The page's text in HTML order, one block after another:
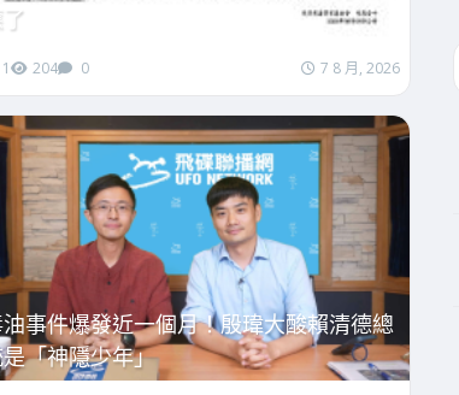
1 204 0 7 8 月, 2026
事件爆發近一個月！殷瑋大酸賴清德總
「神隱少年」